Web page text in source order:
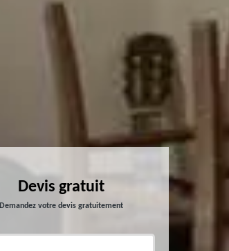
Devis gratuit
Demandez votre devis gratuitement